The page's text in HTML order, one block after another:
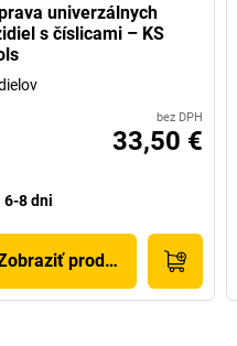
univerzálnych
s číslicami – KS
bez DPH
33,50 €
6-8 dni
produkt